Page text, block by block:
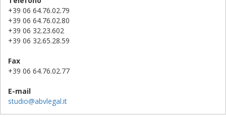
+39 06 64.76.02.79
+39 06 64.76.02.80
+39 06 32.23.602
+39 06 32.65.28.59
Fax
+39 06 64.76.02.77
E-mail
studio@abvlegal.it